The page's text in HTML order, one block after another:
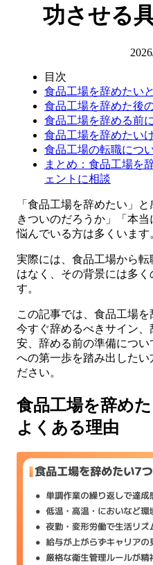
功させる
目次
食品工場を辞めたい
食品工場を辞めた後
食品工場を辞める前
食品工場を辞めたい
食品工場の転職につ
まとめ：食品工場を
ェントに相談
「食品工場を辞めたい」
きついのだろうか」「本
悩んでいる方は多くいます
実際には、食品工場から
はなく、その背景には多
す。
この記事では、食品工場を
今すぐ辞めるべきサイン
安、辞める前の準備につ
への第一歩を踏み出したい
ださい。
食品工場を辞め
よくある理由